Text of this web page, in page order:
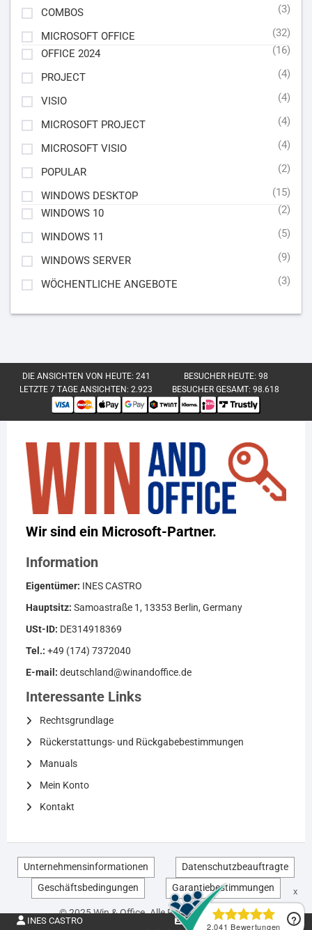
COMBOS (3)
MICROSOFT OFFICE
(32)
OFFICE 2024
(16)
PROJECT (4)
VISIO (4)
MICROSOFT PROJECT (4)
MICROSOFT VISIO (4)
POPULAR (2)
WINDOWS DESKTOP
(15)
WINDOWS 10
(2)
WINDOWS 11 (5)
WINDOWS SERVER (9)
WÖCHENTLICHE ANGEBOTE (3)
DIE ANSICHTEN VON HEUTE: 241 BESUCHER HEUTE: 98
LETZTE 7 TAGE ANSICHTEN:2.923 BESUCHER GESAMT:98.618
Wir sind ein Microsoft-Partner.
Information
Eigentümer: INES CASTRO
Hauptsitz: Samoastraße 1, 13353 Berlin, Germany
USt-ID: DE314918369
Tel.: +49 (174) 7372040
E-mail: deutschland@winandoffice.de
Interessante Links
Rechtsgrundlage
Rückerstattungs- und Rückgabebestimmungen
Manuals
Mein Konto
Kontakt
Unternehmensinformationen
Datenschutzbeauftragte
Geschäftsbedingungen
Garantiebestimmungen
© 2025 Win & Office. Alle Rechte vorbehalten.
INES CASTRO DE314918369 DE
EN